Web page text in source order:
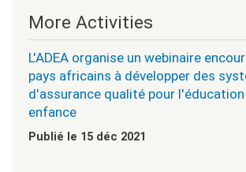
More Activities
L'ADEA organise un webinaire
pays africains à développer des
d'assurance qualité pour
enfance
Publié le 15 déc 2021